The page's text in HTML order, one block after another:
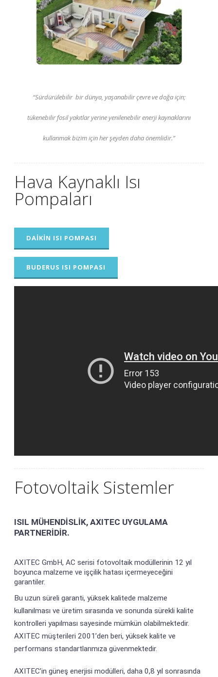
“Sürdürülebilir bir dünya, yaşanabilir çevre ve doğa için;
tükenebilir fosil yakıtlar yerineyenilenebilir enerji kaynaklarını
kullanmak bizim için her şeyden daha önemlidir.”
Hava Kaynaklı Isı
Pompaları
DAIKIN ISI POMPASI
BUDERUS ISI POMPASI
Fotovoltaik Sistemler
ISIL MÜHENDİSLİK, AXITEC UYGULAMA
PARTNERİDİR.
AXITEC GmbH, AC serisi fotovoltaik modüllerinin 12 yıl
boyunca malzeme ve işçilik hatası içermeyeceğini
garantiler.
Bu uzun süreli garanti, yüksek kalitede malzeme
kullanılması ve üretim sırasında ve sonunda sürekli kalite
kontrolleri yapılması sayesinde mümkün olabilmektedir.
AXITEC müşterileri 2001’den beri, yüksek kalite ve
performans standartlarımıza güvenmektedir.
AXITEC’in güneş enerjisi modülleri, daha 0,8 yıl sonrasında